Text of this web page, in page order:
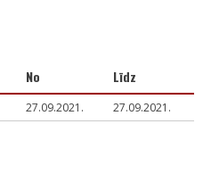
No Līdz
27.09.2021. 27.09.2021.